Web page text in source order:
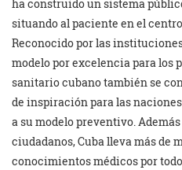
ha construido un sistema
situando al paciente en el
Reconocido por las
modelo por excelencia para los
sanitario cubano también se
de inspiración para las
a su modelo preventivo.
ciudadanos, Cuba lleva más de
conocimientos médicos por